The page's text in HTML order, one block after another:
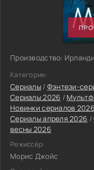
Производство:
Категории:
Сериалы/ Фэнтези-
Сериалы 2026 /
Новинки сериалов 2026
Сериалы апреля 2026 /
весны 2026
Режиссёр:
Морис Джойс